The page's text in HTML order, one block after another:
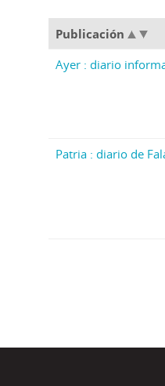
Publicación
Ayer : diario
Patria : diario de